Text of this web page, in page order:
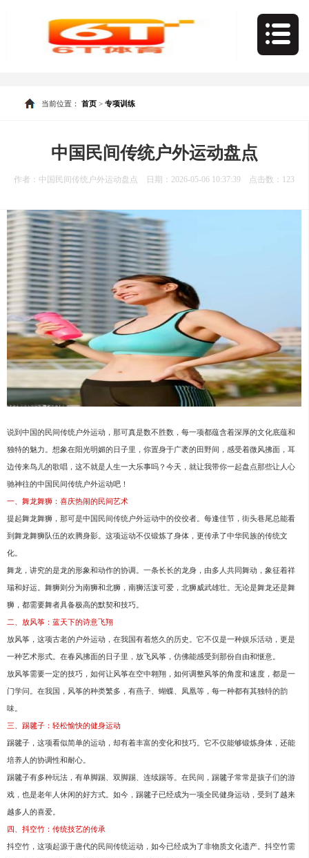
当前位置： 首页 > 专项训练
中国民间传统户外运动盘点
作者：中国民间传统户外运动盘点 日期：2026-05-06 10:37:39 点击数： 123
说到中国的民间传统户外运动，那可真是数不胜数，每一项都蕴含着深厚的文化底蕴和
独特的魅力。想象在阳光明媚的日子里，你置身于广袤的田野间，感受着微风拂面，耳
边传来鸟儿的歌唱，这不就是人生一大乐事吗？今天，就让我带你一起盘点那些让人心
驰神往的中国民间传统户外运动吧！
一、舞龙舞狮：喜庆热闹的民间艺术
提起舞龙舞狮，那可是中国民间传统户外运动中的佼佼者。每逢佳节，街头巷尾总能看
到舞龙舞狮队伍的欢腾身影。这项运动不仅锻炼了身体，更传承了中华民族的传统文
化。
舞龙，讲究的是龙的形象和动作的协调。一条长长的龙身，由多人共同舞动，象征着祥
瑞和好运。舞狮则分为南狮和北狮，南狮活泼可爱，北狮威武雄壮。无论是舞龙还是舞
狮，都需要舞者具备极高的默契和技巧。
二、放风筝：蓝天下的诗意飞翔
放风筝，这项古老的户外运动，在我国有着悠久的历史。它不仅是一种娱乐活动，更是
一种艺术形式。在春风拂面的日子里，放飞风筝，仿佛能感受到那份自由和惬意。
放风筝需要一定的技巧，如何让风筝在空中翱翔，如何调整风筝的角度和速度，都是一
门学问。在我国，风筝的种类繁多，有燕子、蝴蝶、凤凰等，每一种都有其独特的韵
味。
三、踢毽子：轻松愉快的健身运动
踢毽子，这项看似简单的运动，却有着丰富的变化和技巧。它不仅能够锻炼身体，还能
培养人的协调性和耐心。
踢毽子有多种玩法，有单脚踢、双脚踢、连续踢等。在民间，踢毽子常常是孩子们的游
戏，也是老年人休闲的好方式。如今，踢毽子已经成为一项全民健身运动，受到了越来
越多人的喜爱。
四、抖空竹：传统技艺的传承
抖空竹，这项起源于唐代的民间传统运动，如今已经成为了非物质文化遗产。抖空竹需